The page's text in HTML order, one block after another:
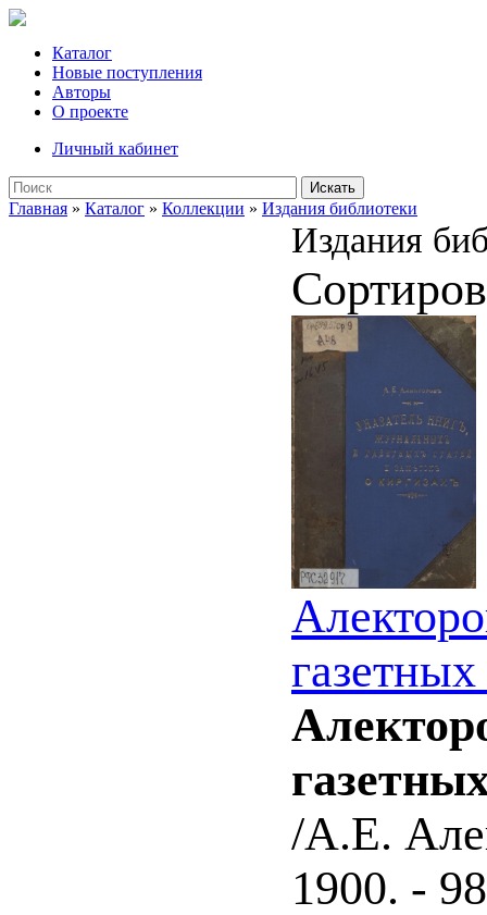
Каталог
Новые поступления
Авторы
О проекте
Личный кабинет
Искать
Главная » Каталог » Коллекции » Издания библиотеки
Издания
/А.Е.
1900. -